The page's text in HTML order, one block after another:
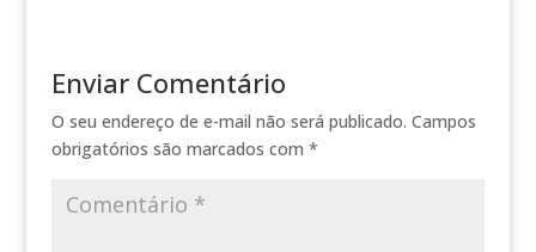
Enviar Comentário
O seu endereço de e-mail não será publicado. Campos
obrigatórios são marcados com *